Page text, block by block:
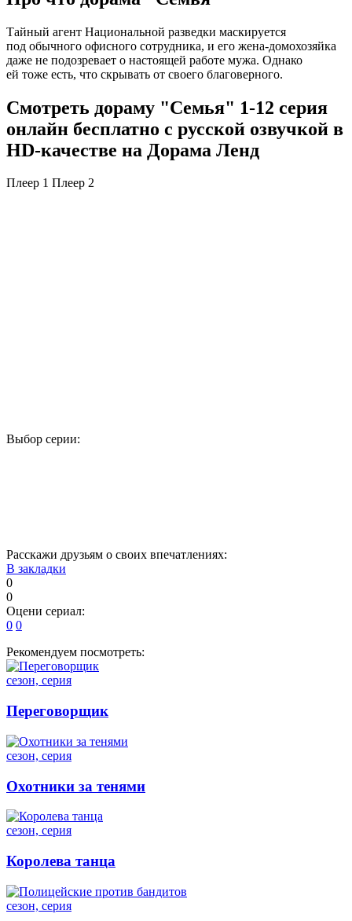
Тайный агент Национальной разведки маскируется
под обычного офисного сотрудника, и его жена-домохозяйка
даже не подозревает о настоящей работе мужа. Однако
ей тоже есть, что скрывать от своего благоверного.
Смотреть дораму "Семья" 1-12 серия
онлайн бесплатно с русской озвучкой в
HD-качестве на Дорама Ленд
Плеер 1 Плеер 2
Выбор серии:
Расскажи друзьям о своих впечатлениях:
В закладки
0
0
Оцени сериал:
0 0
Рекомендуем посмотреть:
сезон, серия
Переговорщик
сезон, серия
Охотники за тенями
сезон, серия
Королева танца
сезон, серия